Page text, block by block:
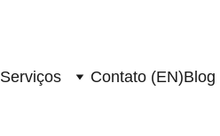
Serviços Contato (EN)Blog